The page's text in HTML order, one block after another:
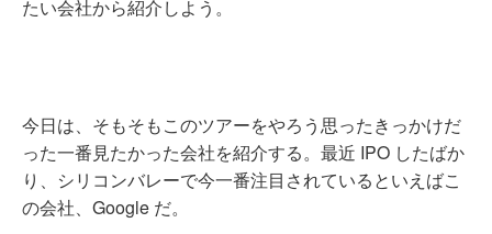
たい会社から紹介しよう。
今日は、そもそもこのツアーをやろう思ったきっかけだ
った一番見たかった会社を紹介する。最近 IPO したばか
り、シリコンバレーで今一番注目されているといえばこ
の会社、Google だ。